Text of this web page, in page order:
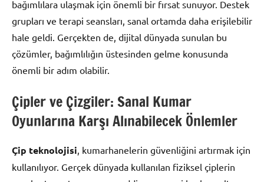
bağımlılara ulaşmak için önemli bir fırsat sunuyor. Destek
grupları ve terapi seansları, sanal ortamda daha erişilebilir
hale geldi. Gerçekten de, dijital dünyada sunulan bu
çözümler, bağımlılığın üstesinden gelme konusunda
önemli bir adım olabilir.
Çipler ve Çizgiler: Sanal Kumar
Oyunlarına Karşı Alınabilecek Önlemler
Çip teknolojisi, kumarhanelerin güvenliğini artırmak için
kullanılıyor. Gerçek dünyada kullanılan fiziksel çiplerin